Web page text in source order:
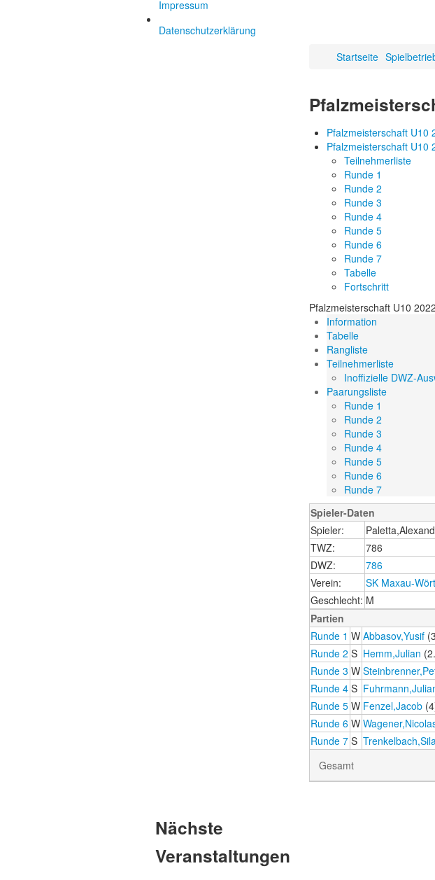
Impressum
Datenschutzerklärung
Startseite
Pfalzmeisterschaft U10
Pfalzmeisterschaft U10
Teilnehmerliste
Runde 1
Runde 2
Runde 3
Runde 4
Runde 5
Runde 6
Runde 7
Tabelle
Fortschritt
Pfalzmeisterschaft U10
Information
Tabelle
Rangliste
Teilnehmerliste
Inoffizielle DWZ-
Paarungsliste
Runde 1
Runde 2
Runde 3
Runde 4
Runde 5
Runde 6
Runde 7
Spieler-Daten
Spieler:
TWZ:
786
DWZ:
786
Verein:
SK Maxau-
Geschlecht: M
Partien
Runde 1 W Abbasov,Yusif
Runde 2 S Hemm,Julian
Runde 3 W
Runde 4 S
Runde 5 W Fenzel,Jacob
Runde 6 W
Runde 7 S
Gesamt
Nächste
Veranstaltungen